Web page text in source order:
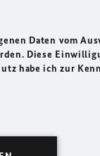
Daten vom
Diese
habe ich zur